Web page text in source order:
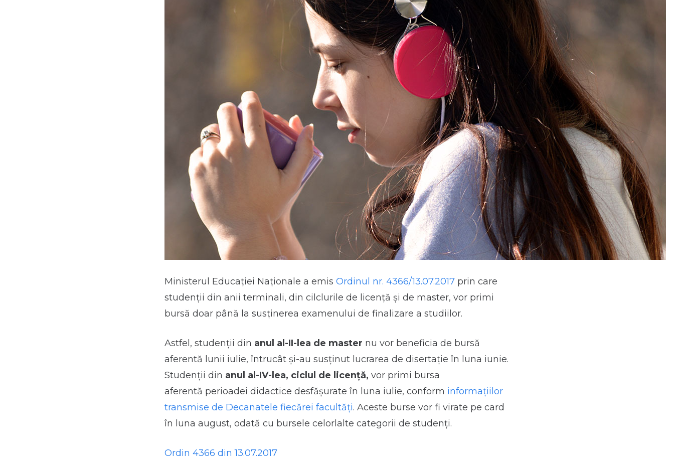
Ministerul Educației Naționale a emis Ordinul nr. 4366/13.07.2017 prin care
studenții din anii terminali, din cilclurile de licență și de master, vor primi
bursă doar până la susținerea examenului de finalizare a studiilor.
Astfel, studenții din anul al-II-lea de master nu vor beneficia de bursă
aferentă lunii iulie, întrucât și-au susținut lucrarea de disertație în luna iunie.
Studenții din anul al-IV-lea, ciclul de licență, vor primi bursa
aferentă perioadei didactice desfășurate în luna iulie, conform informațiilor
transmise de Decanatele fiecărei facultăți. Aceste burse vor fi virate pe card
în luna august, odată cu bursele celorlalte categorii de studenți.
Ordin 4366 din 13.07.2017